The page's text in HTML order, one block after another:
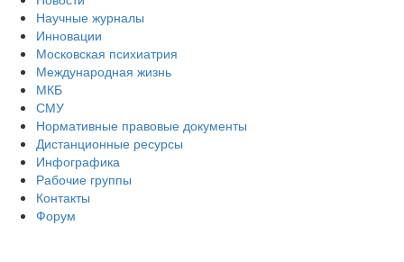
Научные журналы
Инновации
Московская психиатрия
Международная жизнь
МКБ
СМУ
Нормативные правовые документы
Дистанционные ресурсы
Инфографика
Рабочие группы
Контакты
Форум